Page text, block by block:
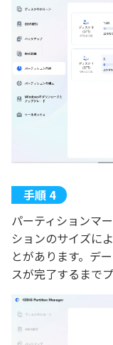
パーティションマ
ションのサイズに
とがあります。デ
スが完了するまで